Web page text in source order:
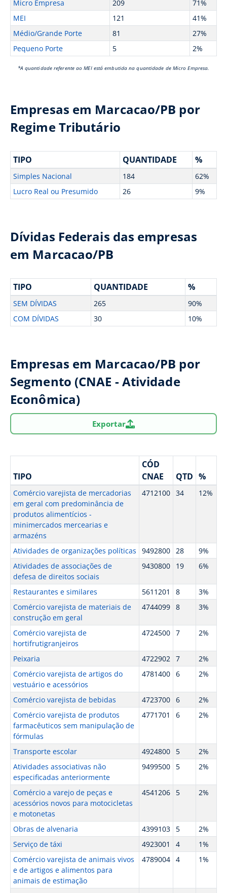
Micro Empresa 209
71%
MEI
121
41%
Médio/Grande Porte
81
27%
Pequeno Porte
5 2%
*A quantidade referente ao MEI está embutida na quantidade de Micro Empresa.
Empresas em Marcacao/PB por
Regime Tributário
TIPO QUANTIDADE %
Simples Nacional 184
62%
Lucro Real ou Presumido
26 9%
Dívidas Federais das empresas
em Marcacao/PB
TIPO QUANTIDADE %
SEM DÍVIDAS 265
90%
COM DÍVIDAS
30 10%
Empresas em Marcacao/PB por
Segmento (CNAE - Atividade
Econômica)
Exportar
TIPO
CÓD
CNAE
QTD %
Comércio varejista de mercadorias
em geral com predominância de
produtos alimentícios -
minimercados mercearias e
armazéns
4712100 34 12%
Atividades de organizações políticas 9492800 28
9%
Atividades de associações de
defesa de direitos sociais
9430800 19 6%
Restaurantes e similares 5611201 8
3%
Comércio varejista de materiais de
construção em geral
4744099 8 3%
Comércio varejista de
hortifrutigranjeiros
4724500 7 2%
Peixaria 4722902 7
2%
Comércio varejista de artigos do
vestuário e acessórios
4781400 6 2%
Comércio varejista de bebidas 4723700 6
2%
Comércio varejista de produtos
farmacêuticos sem manipulação de
fórmulas
4771701 6 2%
Transporte escolar 4924800 5
2%
Atividades associativas não
especificadas anteriormente
9499500 5 2%
Comércio a varejo de peças e
acessórios novos para motocicletas
e motonetas
4541206 5 2%
Obras de alvenaria 4399103 5
2%
Serviço de táxi
4923001 4
1%
Comércio varejista de animais vivos
e de artigos e alimentos para
animais de estimação
4789004 4 1%